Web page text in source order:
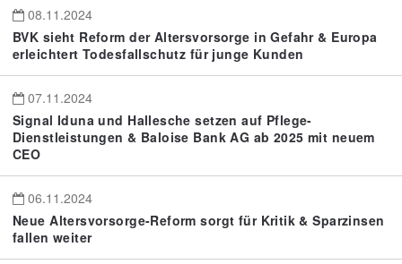
08.11.2024
BVK sieht Reform der Altersvorsorge in Gefahr & Europa
erleichtert Todesfallschutz für junge Kunden
07.11.2024
Signal Iduna und Hallesche setzen auf Pflege-
Dienstleistungen & Baloise Bank AG ab 2025 mit neuem
CEO
06.11.2024
Neue Altersvorsorge-Reform sorgt für Kritik & Sparzinsen
fallen weiter